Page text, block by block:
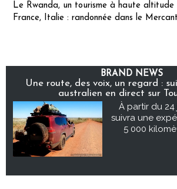
Le Rwanda, un tourisme à haute altitude
France, Italie : randonnée dans le
BRAND NEWS
Une route, des voix, un regard :
australien en direct sur
À partir du 24
suivra une
5 000